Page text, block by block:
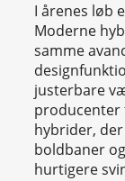
I årenes løb
Moderne
samme
justerbare
producenter
hybrider,
boldbaner
hurtigere